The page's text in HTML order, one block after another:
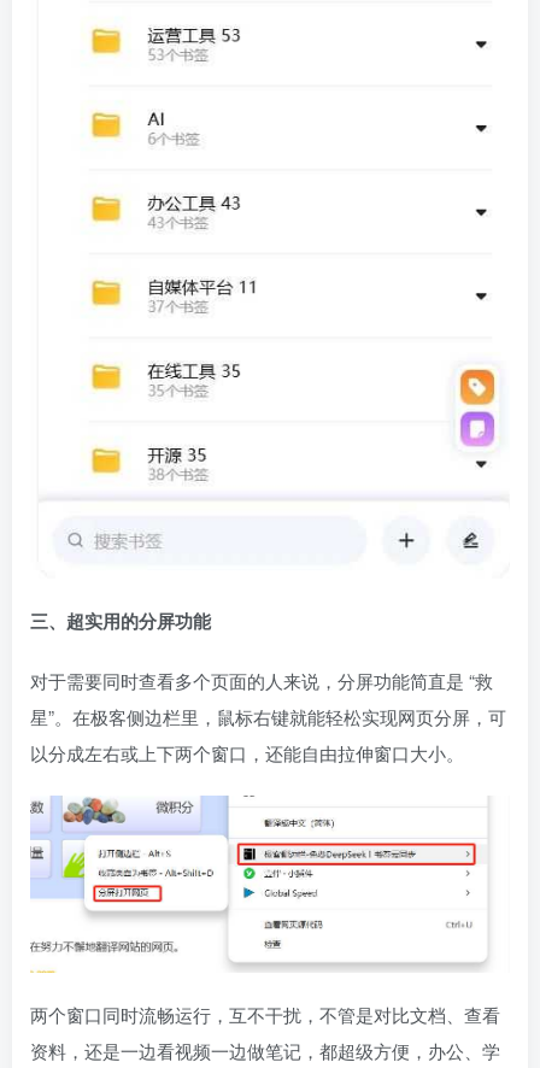
三、超实用的分屏功能
对于需要同时查看多个页面的人来说，分屏功能简直是 “救
星”。在极客侧边栏里，鼠标右键就能轻松实现网页分屏，可
以分成左右或上下两个窗口，还能自由拉伸窗口大小。
两个窗口同时流畅运行，互不干扰，不管是对比文档、查看
资料，还是一边看视频一边做笔记，都超级方便，办公、学